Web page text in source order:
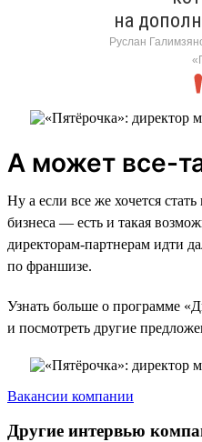
на
Руслан
А может все-
Ну а если все же хочется
бизнеса — есть и такая
директорам-партнерам идти
по франшизе.
Узнать больше о программе
и посмотреть другие
Вакансии компании
Другие интервью